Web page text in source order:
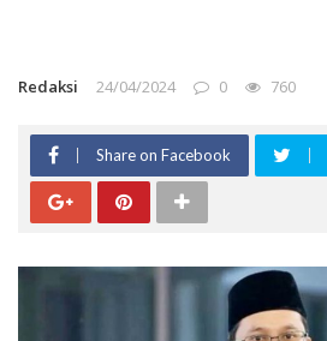
Redaksi 24/04/2024 0 760
Share on Facebook